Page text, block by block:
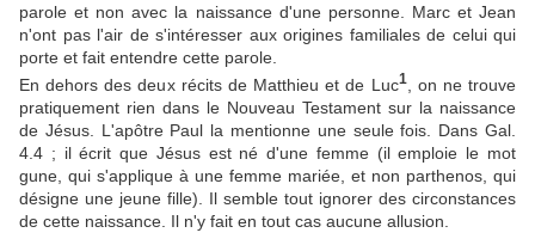
parole et non avec la naissance d'une personne. Marc et Jean
n'ont pas l'air de s'intéresser aux origines familiales de celui qui
porte et fait entendre cette parole.
En dehors des deux récits de Matthieu et de Luc1, on ne trouve
pratiquement rien dans le Nouveau Testament sur la naissance
de Jésus. L'apôtre Paul la mentionne une seule fois. Dans Gal.
4.4 ; il écrit que Jésus est né d'une femme (il emploie le mot
gune, qui s'applique à une femme mariée, et non parthenos, qui
désigne une jeune fille). Il semble tout ignorer des circonstances
de cette naissance. Il n'y fait en tout cas aucune allusion.